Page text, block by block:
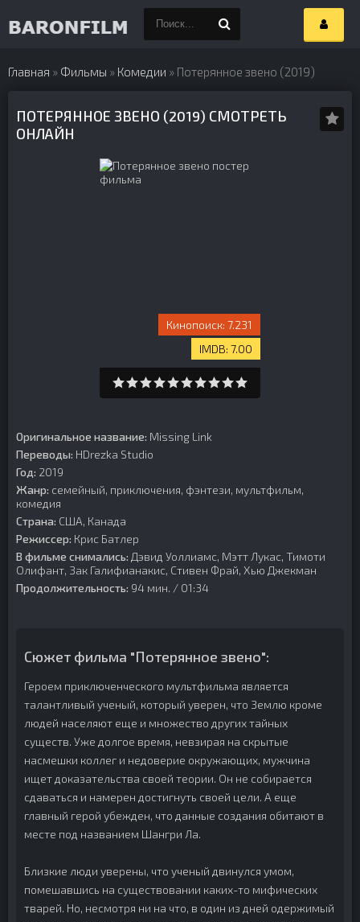
Главная » Фильмы » Комедии » Потерянное звено (2019)
ПОТЕРЯННОЕ ЗВЕНО (2019) СМОТРЕТЬ
ОНЛАЙН
7.231
7.00
Оригинальное название: Missing Link
Переводы: HDrezka Studio
Год: 2019
Жанр: семейный, приключения, фэнтези, мультфильм,
комедия
Страна: США, Канада
Режиссер: Крис Батлер
В фильме снимались: Дэвид Уоллиамс, Мэтт Лукас, Тимоти
Олифант, Зак Галифианакис, Стивен Фрай, Хью Джекман
Продолжительность: 94 мин. / 01:34
Сюжет фильма "Потерянное звено":
Героем приключенческого мультфильма является
талантливый ученый, который уверен, что Землю кроме
людей населяют еще и множество других тайных
существ. Уже долгое время, невзирая на скрытые
насмешки коллег и недоверие окружающих, мужчина
ищет доказательства своей теории. Он не собирается
сдаваться и намерен достигнуть своей цели. А еще
главный герой убежден, что данные создания обитают в
месте под названием Шангри Ла.
Близкие люди уверены, что ученый двинулся умом,
помешавшись на существовании каких-то мифических
тварей. Но, несмотря ни на что, в один из дней одержимый